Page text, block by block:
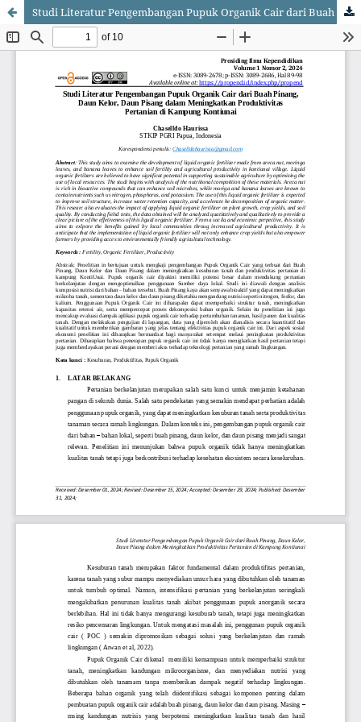
Studi Literatur Pengembangan Pupuk Organik Cair dari Buah Pinang, Daun Kelor, Daun Pisang dalam Meningkatkan Produktivitas Pertanian di Kampung Kontiunai